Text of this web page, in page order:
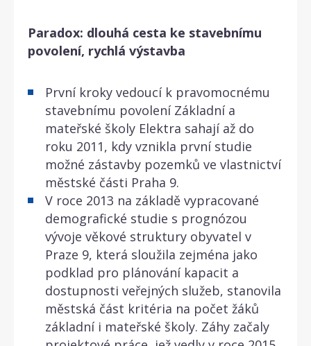
Paradox: dlouhá cesta ke stavebnímu
povolení, rychlá výstavba
První kroky vedoucí k pravomocnému
stavebnímu povolení Základní a
mateřské školy Elektra sahají až do
roku 2011, kdy vznikla první studie
možné zástavby pozemků ve vlastnictví
městské části Praha 9.
V roce 2013 na základě vypracované
demografické studie s prognózou
vývoje věkové struktury obyvatel v
Praze 9, která sloužila zejména jako
podklad pro plánování kapacit a
dostupnosti veřejných služeb, stanovila
městská část kritéria na počet žáků
základní i mateřské školy. Záhy začaly